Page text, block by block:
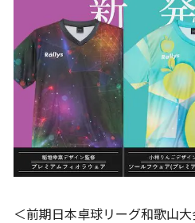
＜前期日本卓球リーグ和歌山